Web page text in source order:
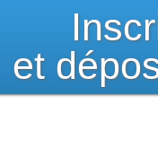
et